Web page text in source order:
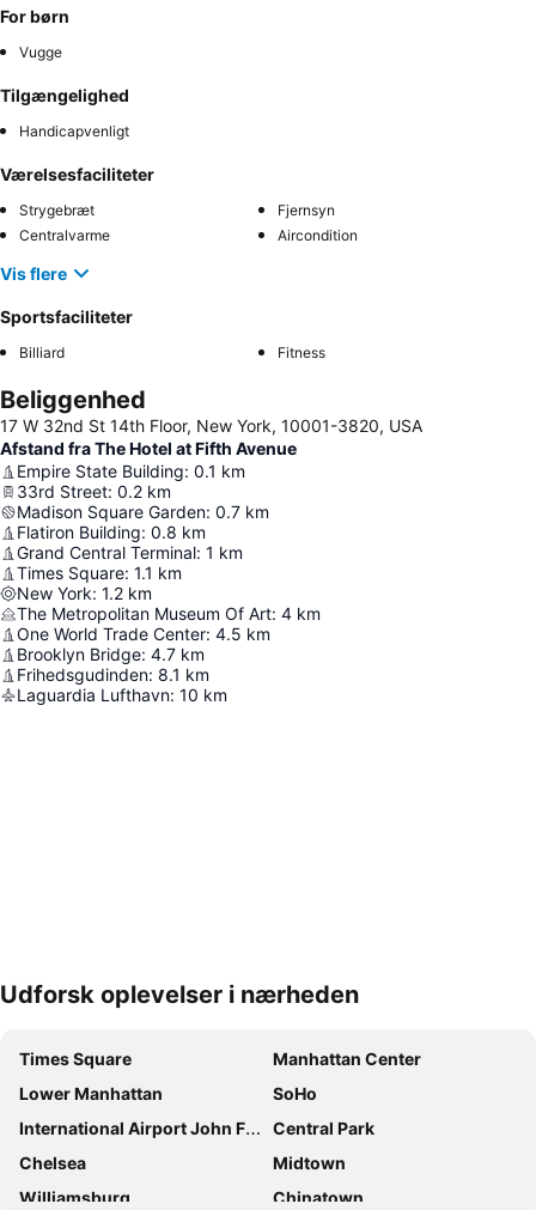
For børn
Vugge
Tilgængelighed
Handicapvenligt
Værelsesfaciliteter
Strygebræt
Fjernsyn
Centralvarme
Aircondition
Vis flere
Sportsfaciliteter
Billiard Fitness
Beliggenhed
17 W 32nd St 14th Floor, New York, 10001-3820, USA
Afstand fra The Hotel at Fifth Avenue
Empire State Building: 0.1 km
33rd Street: 0.2 km
Madison Square Garden: 0.7 km
Flatiron Building: 0.8 km
Grand Central Terminal: 1 km
Times Square: 1.1 km
New York: 1.2 km
The Metropolitan Museum Of Art: 4 km
One World Trade Center: 4.5 km
Brooklyn Bridge: 4.7 km
Frihedsgudinden: 8.1 km
Laguardia Lufthavn: 10 km
Udvid kort
Udforsk oplevelser i nærheden
Times Square
Manhattan Center
Lower Manhattan
SoHo
International Airport John F. Kennedy
Central Park
Chelsea
Midtown
Williamsburg
Chinatown